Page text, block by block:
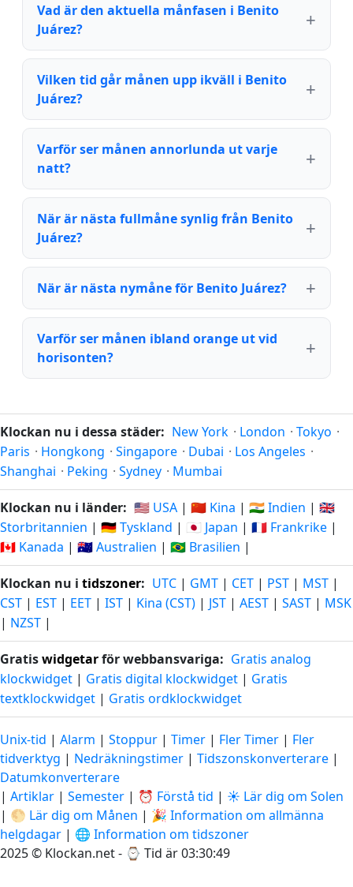
Vad är den aktuella månfasen i Benito
Juárez?
Vilken tid går månen upp ikväll i Benito
Juárez?
Varför ser månen annorlunda ut varje
natt?
När är nästa fullmåne synlig från Benito
Juárez?
När är nästa nymåne för Benito Juárez?
Varför ser månen ibland orange ut vid
horisonten?
Klockan nu i dessa städer: New York · London · Tokyo ·
Paris · Hongkong · Singapore · Dubai · Los Angeles ·
Shanghai · Peking · Sydney · Mumbai
Klockan nu i länder: 🇺🇸 USA | 🇨🇳 Kina | 🇮🇳 Indien | 🇬🇧
Storbritannien | 🇩🇪 Tyskland | 🇯🇵 Japan | 🇫🇷 Frankrike |
🇨🇦 Kanada | 🇦🇺 Australien | 🇧🇷 Brasilien |
Klockan nu i tidszoner: UTC | GMT | CET | PST | MST |
CST | EST | EET | IST | Kina (CST) | JST | AEST | SAST | MSK
| NZST |
Gratiswidgetarför webbansvariga: Gratis analog
klockwidget | Gratis digital klockwidget | Gratis
textklockwidget | Gratis ordklockwidget
Unix-tid | Alarm | Stoppur | Timer | Fler Timer | Fler
tidverktyg | Nedräkningstimer | Tidszonskonverterare |
Datumkonverterare
| Artiklar | Semester | ⏰ Förstå tid | ☀️ Lär dig om Solen
| 🌕 Lär dig om Månen | 🎉 Information om allmänna
helgdagar | 🌐 Information om tidszoner
2025 © Klockan.net - ⌚ Tid är 03:30:50